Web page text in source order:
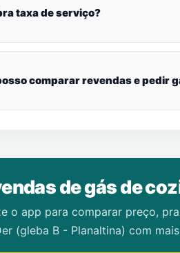
taxa de serviço?
comparar revendas e pedir
de gás de
o app para comparar preço,
(gleba B - Planaltina) com